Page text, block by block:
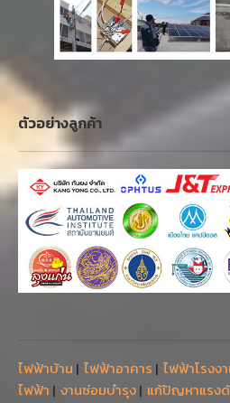
ตัวอย่างลูกค้า
ไฟฟ้าบ้าน | ไฟฟ้าอาคาร | ไฟฟ้าโรงง
ไฟฟ้า | งานซ่อมบำรุง| แก้ปัญหาแรง